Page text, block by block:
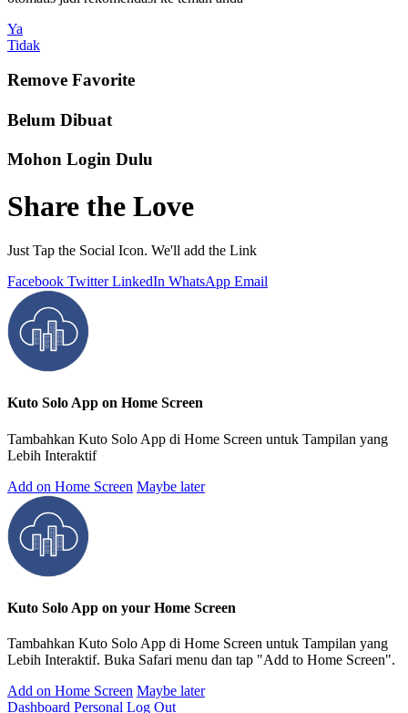
Ya
Tidak
Remove Favorite
Belum Dibuat
Mohon Login Dulu
Share the Love
Just Tap the Social Icon. We'll add the Link
Facebook Twitter LinkedIn WhatsApp Email
Kuto Solo App on Home Screen
Tambahkan Kuto Solo App di Home Screen untuk Tampilan yang
Lebih Interaktif
Add on Home Screen Maybe later
Kuto Solo App on your Home Screen
Tambahkan Kuto Solo App di Home Screen untuk Tampilan yang
Lebih Interaktif. Buka Safari menu dan tap "Add to Home Screen".
Add on Home Screen Maybe later
Dashboard Personal Log Out